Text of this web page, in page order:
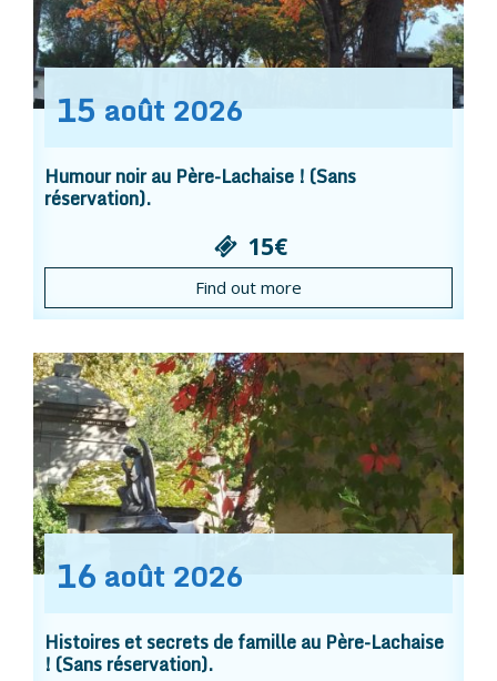
15 août 2026
Humour noir au Père-Lachaise ! (Sans
réservation).
15€
Find out more
16 août 2026
Histoires et secrets de famille au Père-Lachaise
! (Sans réservation).